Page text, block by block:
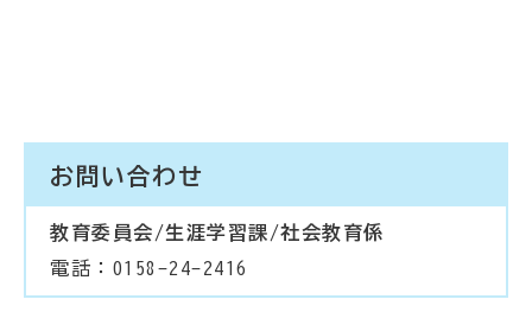
お問い合わせ
教育委員会/生涯学習課/社会教育係
電話：0158-24-2416